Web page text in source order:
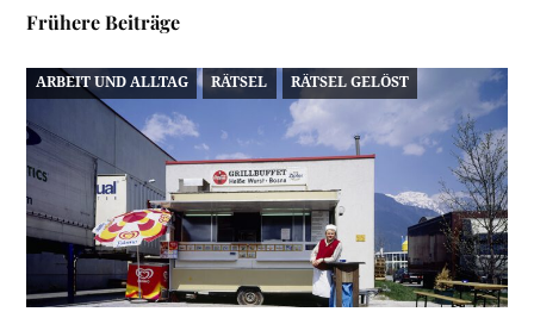
Frühere Beiträge
ARBEIT UND ALLTAG RÄTSEL RÄTSEL GELÖST